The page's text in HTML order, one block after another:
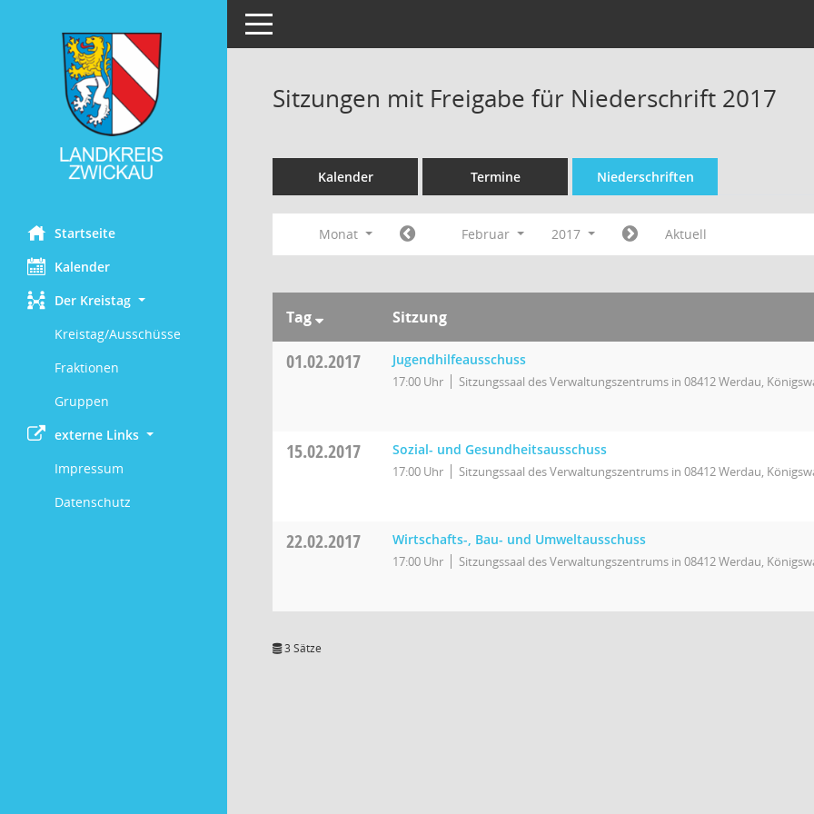
Startseite
Kalender
Der Kreistag
Kreistag/Ausschüsse
Fraktionen
Gruppen
externe Links
Impressum
Datenschutz
Toggle navigation
Sitzungen mit Freigabe für Niederschrift 2017
Kalender Termine Niederschriften
Monat Februar 2017 Aktuell
Tag Sitzung
01.02.2017 Jugendhilfeausschuss
17:00 Uhr Sitzungssaal des Verwaltungszentrums in 08412 Werdau,
15.02.2017 Sozial- und Gesundheitsausschuss
17:00 Uhr Sitzungssaal des Verwaltungszentrums in 08412 Werdau,
22.02.2017 Wirtschafts-, Bau- und Umweltausschuss
17:00 Uhr Sitzungssaal des Verwaltungszentrums in 08412 Werdau,
3 Sätze